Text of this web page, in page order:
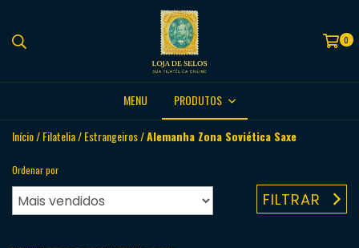
0
MENU PRODUTOS
Início/Filatelia/Estrangeiros/Alemanha Zona Soviética Saxe
Ordenar por
FILTRAR